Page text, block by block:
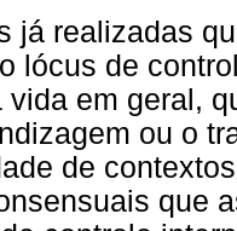
já realizadas
lócus de
vida em geral,
ou o
de
que